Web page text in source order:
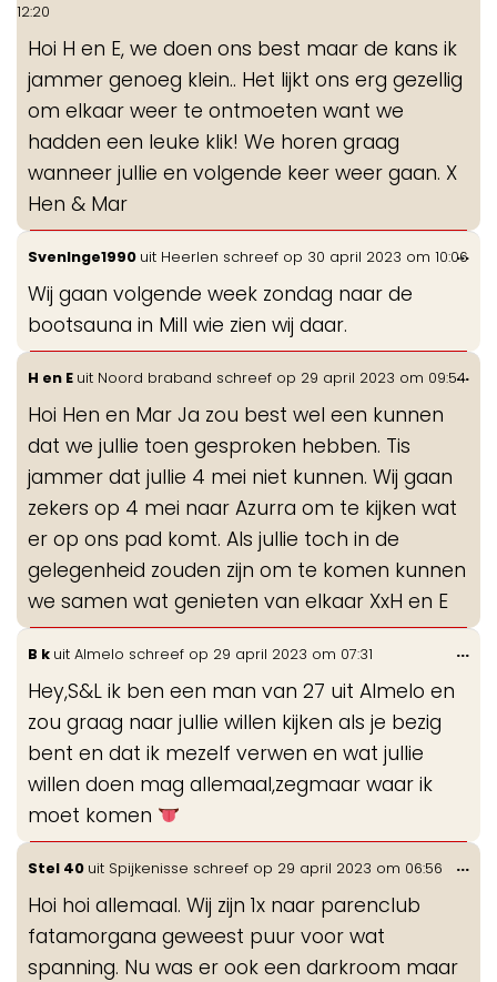
12:20
Hoi H en E, we doen ons best maar de kans ik
jammer genoeg klein.. Het lijkt ons erg gezellig
om elkaar weer te ontmoeten want we
hadden een leuke klik! We horen graag
wanneer jullie en volgende keer weer gaan. X
Hen & Mar
SvenInge1990 uit Heerlen schreef op 30 april 2023 om 10:06
Wij gaan volgende week zondag naar de
bootsauna in Mill wie zien wij daar.
...
H en E uit Noord braband schreef op 29 april 2023 om 09:54
Hoi Hen en Mar Ja zou best wel een kunnen
dat we jullie toen gesproken hebben. Tis
jammer dat jullie 4 mei niet kunnen. Wij gaan
zekers op 4 mei naar Azurra om te kijken wat
er op ons pad komt. Als jullie toch in de
gelegenheid zouden zijn om te komen kunnen
we samen wat genieten van elkaar XxH en E
...
B k uit Almelo schreef op 29 april 2023 om 07:31
Hey,S&L ik ben een man van 27 uit Almelo en
zou graag naar jullie willen kijken als je bezig
bent en dat ik mezelf verwen en wat jullie
willen doen mag allemaal,zegmaar waar ik
moet komen
...
Stel 40 uit Spijkenisse schreef op 29 april 2023 om 06:56
Hoi hoi allemaal. Wij zijn 1x naar parenclub
fatamorgana geweest puur voor wat
spanning. Nu was er ook een darkroom maar
...